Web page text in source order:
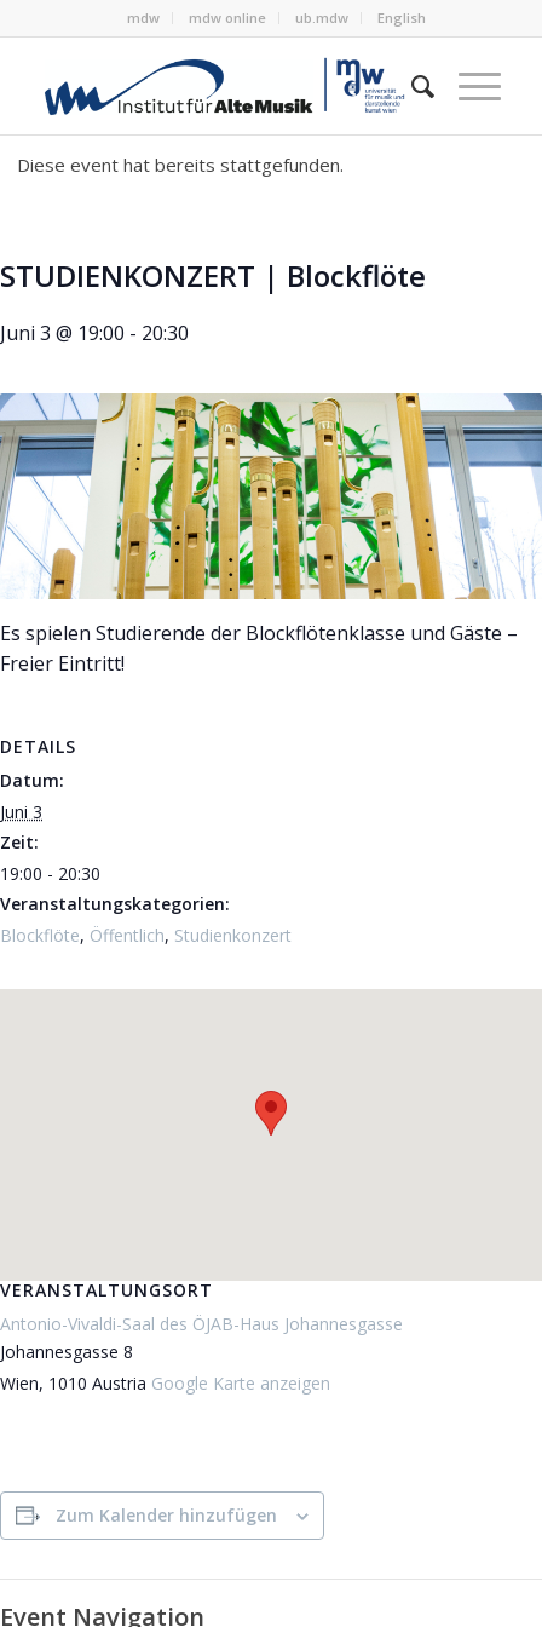
mdw mdw online ub.mdw English
Diese event hat bereits stattgefunden.
STUDIENKONZERT | Blockflöte
Juni 3 @ 19:00 - 20:30
Es spielen Studierende der Blockflötenklasse und Gäste –
Freier Eintritt!
DETAILS
Datum:
Juni 3
Zeit:
19:00 - 20:30
Veranstaltungskategorien:
Blockflöte, Öffentlich, Studienkonzert
VERANSTALTUNGSORT
Antonio-Vivaldi-Saal des ÖJAB-Haus Johannesgasse
Johannesgasse 8
Wien, 1010 Austria Google Karte anzeigen
Zum Kalender hinzufügen
Event Navigation